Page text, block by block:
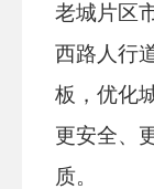
老城片区
西路人行
板，优化
更安全、
质。